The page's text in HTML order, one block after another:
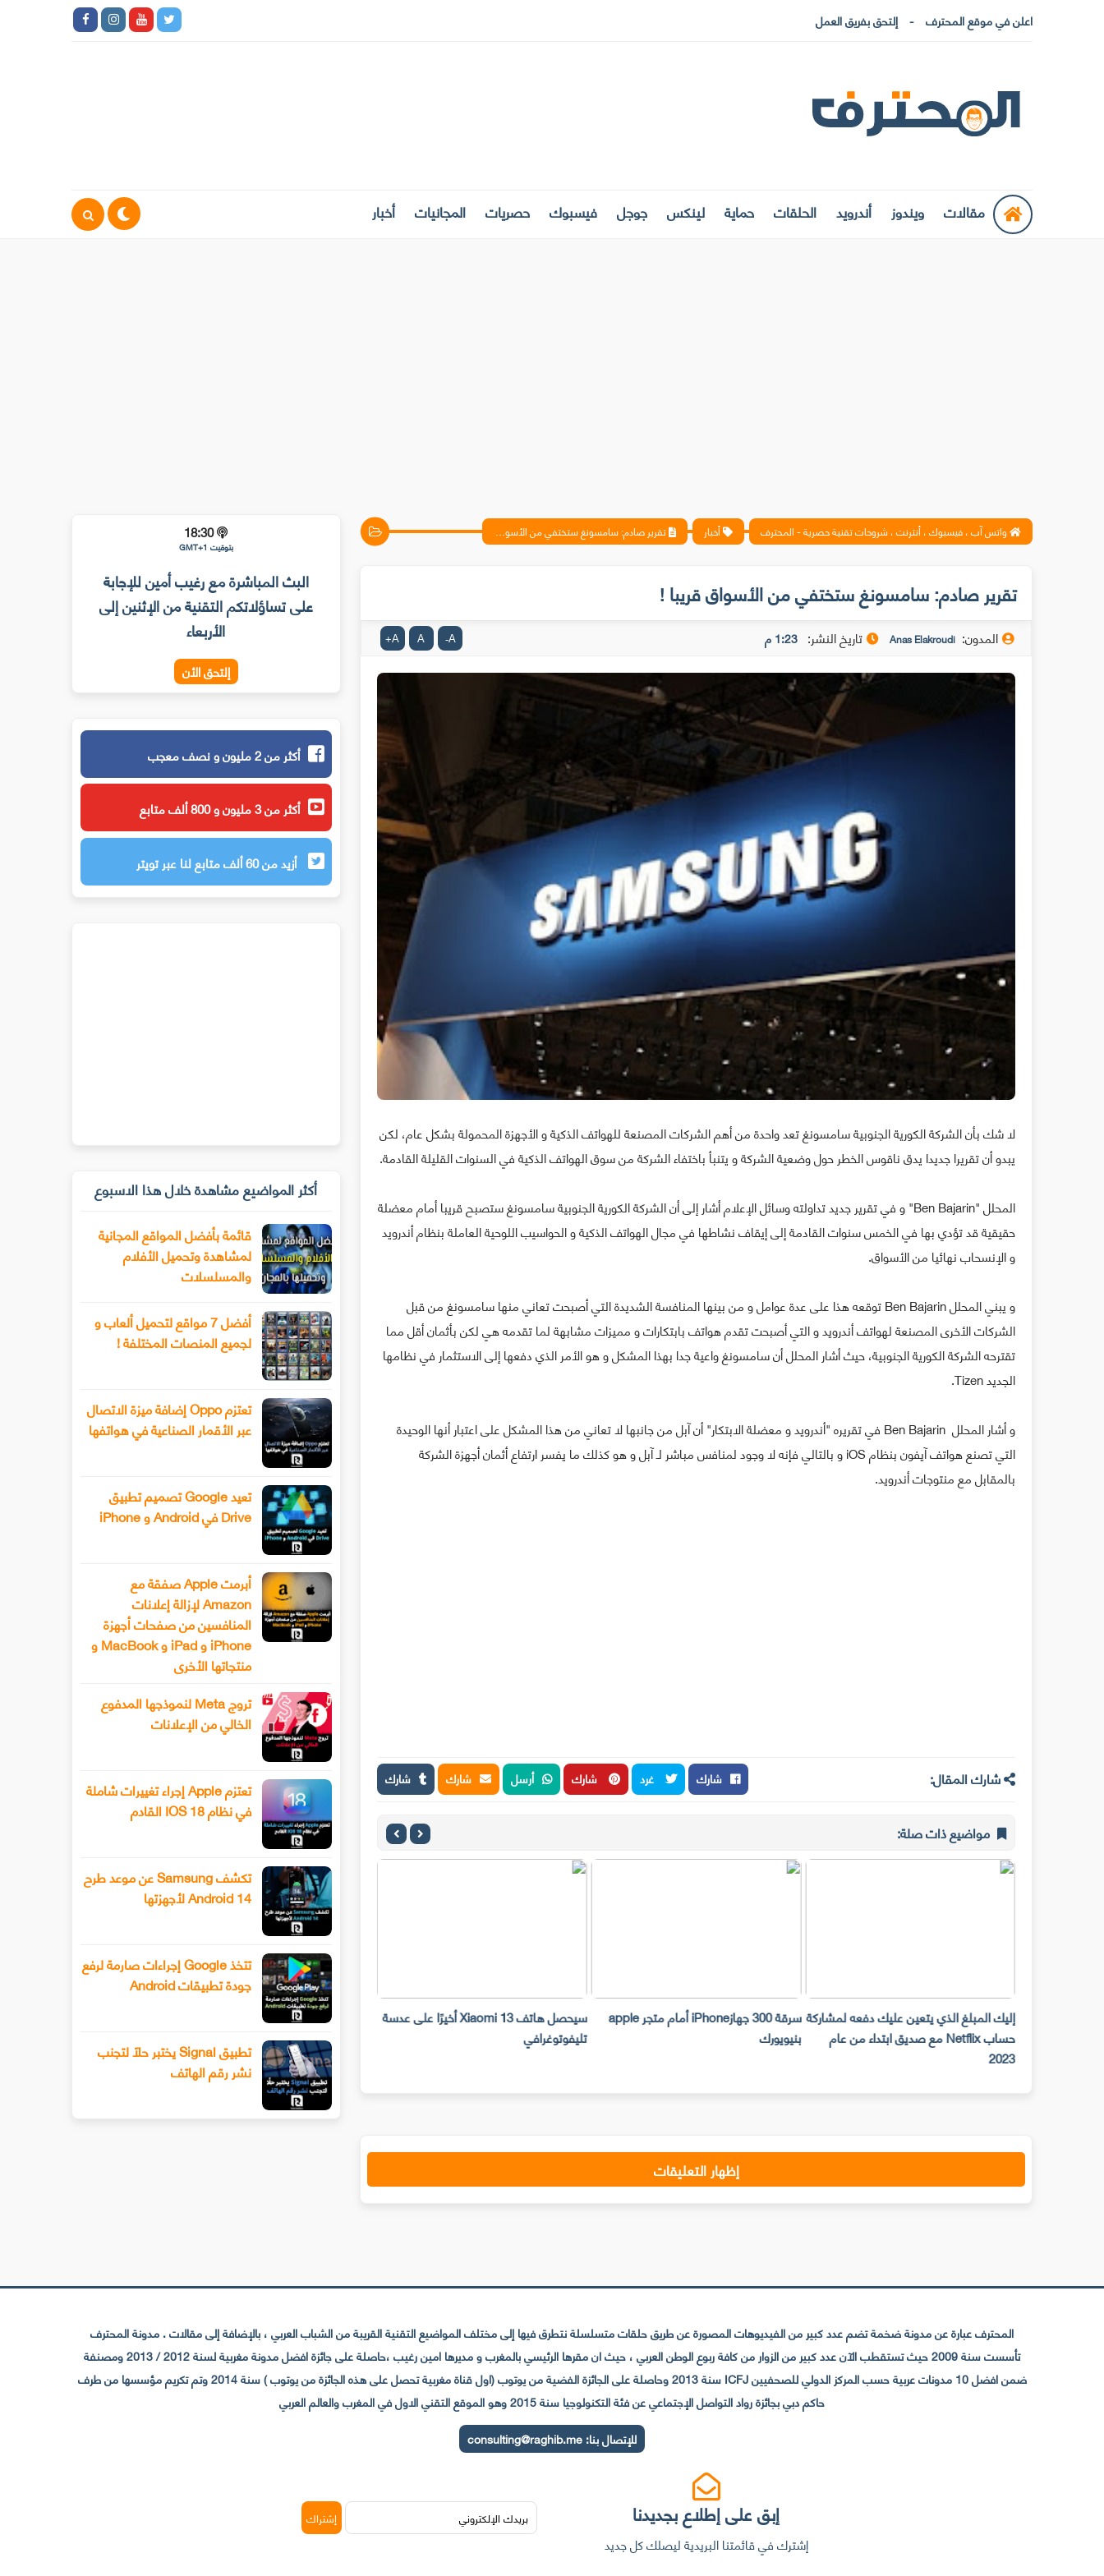
اعلن في موقع المحترف إلتحق بفريق العمل
مقالات ويندوز أندرويد الحلقات حماية لينكس جوجل فيسبوك حصريات المجانيات أخبار
واتس آب ، فيسبوك ، أنترنت ، شروحات تقنية حصرية - المحترف أخبار تقرير صادم: سامسونغ ستختفي من الأسواق قريبا !
تقرير صادم: سامسونغ ستختفي من الأسواق قريبا !
المدون: Anas Elakroudi تاريخ النشر: 1:23 م A
-
A
A
+
لا شك بأن الشركة الكورية الجنوبية سامسونغ تعد واحدة من أهم الشركات المصنعة للهواتف الذكية و الأجهزة المحمولة بشكل عام، لكن
يبدو أن تقريرا جديدا يدق ناقوس الخطر حول وضعية الشركة و يتنبأ باختفاء الشركة من سوق الهواتف الذكية في السنوات القليلة القادمة.
المحلل "Ben Bajarin" و في تقرير جديد تداولته وسائل الإعلام أشار إلى أن الشركة الكورية الجنوبية سامسونغ ستصبح قريبا أمام معضلة
حقيقية قد تؤدي بها في الخمس سنوات القادمة إلى إيقاف نشاطها في مجال الهواتف الذكية و الحواسيب اللوحية العاملة بنظام أندرويد
و الإنسحاب نهائيا من الأسواق.
و يبني المحلل Ben Bajarin توقعه هذا على عدة عوامل و من بينها المنافسة الشديدة التي أصبحت تعاني منها سامسونغ من قبل
الشركات الأخرى المصنعة لهواتف أندرويد و التي أصبحت تقدم هواتف بابتكارات و مميزات مشابهة لما تقدمه هي لكن بأثمان أقل مما
تقترحه الشركة الكورية الجنوبية، حيث أشار المحلل أن سامسونغ واعية جدا بهذا المشكل و هو الأمر الذي دفعها إلى الاستثمار في نظامها
الجديد Tizen.
و أشار المحلل Ben Bajarin في تقريره "أندرويد و معضلة الابتكار" أن آبل من جانبها لا تعاني من هذا المشكل على اعتبار أنها الوحيدة
التي تصنع هواتف آيفون بنظام iOS و بالتالي فإنه لا وجود لمنافس مباشر لـ آبل و هو كذلك ما يفسر ارتفاع أثمان أجهزة الشركة
بالمقابل مع منتوجات أندرويد.
شارك المقال: شارك غرد شارك أرسل شارك شارك
مواضيع ذات صلة:
إليك المبلغ الذي يتعين عليك دفعه لمشاركة
حساب Netflix مع صديق ابتداء من عام
2023
سرقة 300 جهازiPhone أمام متجر apple
بنيويورك
سيحصل هاتف Xiaomi 13 أخيرًا على عدسة
تليفوتوغرافي
طرح Snapchat المزيد من أدوات تحرير
الفيديو المتقدمة باستخدام وضع المخرج
إظهار التعليقات
18:30
بتوقيت GMT+1
البث المباشرة مع رغيب أمين للإجابة
على تساؤلاتكم التقنية من الإثنين إلى
الأربعاء
إلتحق الأن
أكثر من 2 مليون و نصف معجب
أكثر من 3 مليون و 800 ألف متابع
أزيد من 60 ألف متابع لنا عبر تويتر
أكثر المواضيع مشاهدة خلال هذا الاسبوع
قائمة بأفضل المواقع المجانية
لمشاهدة وتحميل الأفلام
والمسلسلات
أفضل 7 مواقع لتحميل ألعاب و
لجميع المنصات المختلفة !
تعتزم Oppo إضافة ميزة الاتصال
عبر الأقمار الصناعية في هواتفها
تعيد Google تصميم تطبيق
Drive في Android و iPhone
أبرمت Apple صفقة مع
Amazon لإزالة إعلانات
المنافسين من صفحات أجهزة
iPhone و iPad و MacBook و
منتجاتها الأخرى
تروج Meta لنموذجها المدفوع
الخالي من الإعلانات
تعتزم Apple إجراء تغييرات شاملة
في نظام IOS 18 القادم
تكشف Samsung عن موعد طرح
Android 14 لأجهزتها
تتخذ Google إجراءات صارمة لرفع
جودة تطبيقات Android
تطبيق Signal يختبر حلًا لتجنب
نشر رقم الهاتف
المحترف عبارة عن مدونة ضخمة تضم عدد كبير من الفيديوهات المصورة عن طريق حلقات متسلسلة نتطرق فيها إلى مختلف المواضيع التقنية القريبة من الشباب العربي ، بالإضافة إلى مقالات . مدونة المحترف
تأسست سنة 2009 حيث تستقطب الآن عدد كبير من الزوار من كافة ربوع الوطن العربي ، حيث ان مقرها الرئيسي بالمغرب و مديرها امين رغيب ،حاصلة على جائزة افضل مدونة مغربية لسنة 2012 / 2013 ومصنفة
ضمن افضل 10 مدونات عربية حسب المركز الدولي للصحفيين ICFJ سنة 2013 وحاصلة على الجائزة الفضية من يوتوب (اول قناة مغربية تحصل على هذه الجائزة من يوتوب ) سنة 2014 وتم تكريم مؤسسها من طرف
حاكم دبي بجائزة رواد التواصل الإجتماعي عن فئة التكنولوجيا سنة 2015 وهو الموقع التقني الاول في المغرب والعالم العربي
للإتصال بنا:consulting@raghib.me
إبق على إطلاع بجديدنا
إشترك في قائمتنا البريدية ليصلك كل جديد